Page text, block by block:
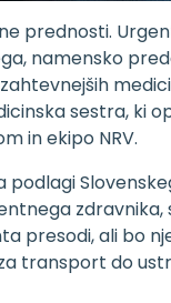
prednosti.
namensko
sestra, ki
in ekipo NRV.
presodi, ali bo
transport do